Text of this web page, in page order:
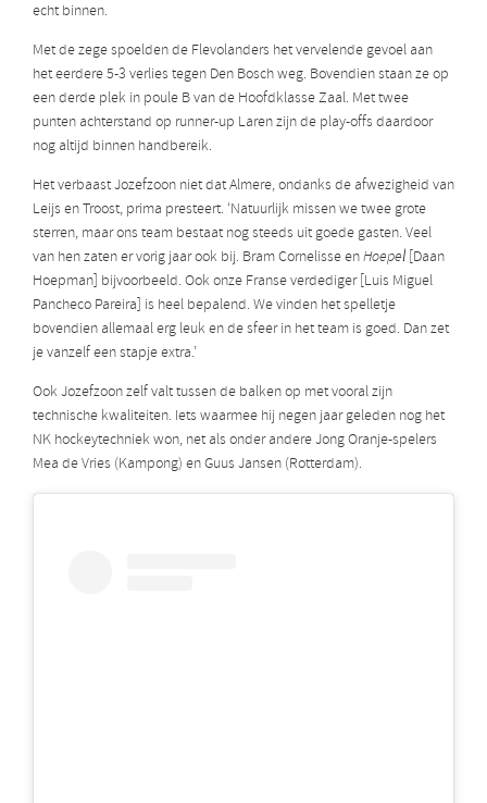
echt binnen.
Met de zege spoelden de Flevolanders het vervelende gevoel aan
het eerdere 5-3 verlies tegen Den Bosch weg. Bovendien staan ze op
een derde plek in poule B van de Hoofdklasse Zaal. Met twee
punten achterstand op runner-up Laren zijn de play-offs daardoor
nog altijd binnen handbereik.
Het verbaast Jozefzoon niet dat Almere, ondanks de afwezigheid van
Leijs en Troost, prima presteert. ‘Natuurlijk missen we twee grote
sterren, maar ons team bestaat nog steeds uit goede gasten. Veel
van hen zaten er vorig jaar ook bij. Bram Cornelisse enHoepel [Daan
Hoepman] bijvoorbeeld. Ook onze Franse verdediger [Luis Miguel
Pancheco Pareira] is heel bepalend. We vinden het spelletje
bovendien allemaal erg leuk en de sfeer in het team is goed. Dan zet
je vanzelf een stapje extra.’
Ook Jozefzoon zelf valt tussen de balken op met vooral zijn
technische kwaliteiten. Iets waarmee hij negen jaar geleden nog het
NK hockeytechniek won, net als onder andere Jong Oranje-spelers
Mea de Vries (Kampong) en Guus Jansen (Rotterdam).